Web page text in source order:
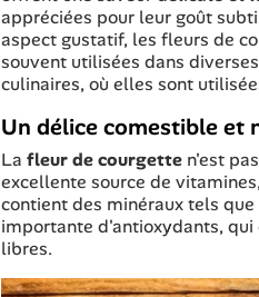
appréciées pour leur goût
aspect gustatif, les fleurs de
souvent utilisées dans
culinaires, où elles sont
Un délice comestible et
La fleur de courgette n'est
excellente source de
contient des minéraux tels
importante d'antioxydants,
libres.